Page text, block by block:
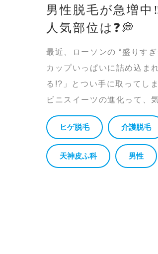
男性脱毛が急増
人気部位は❓️💭
最近、ローソンの “盛りす
カップいっぱいに詰め込ま
る!?」とつい手に取ってし
ビニスイーツの進化って、
ヒゲ脱毛 介護脱毛
天神皮ふ科 男性